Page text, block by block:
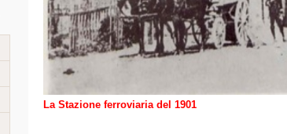
La Stazione ferroviaria del 1901